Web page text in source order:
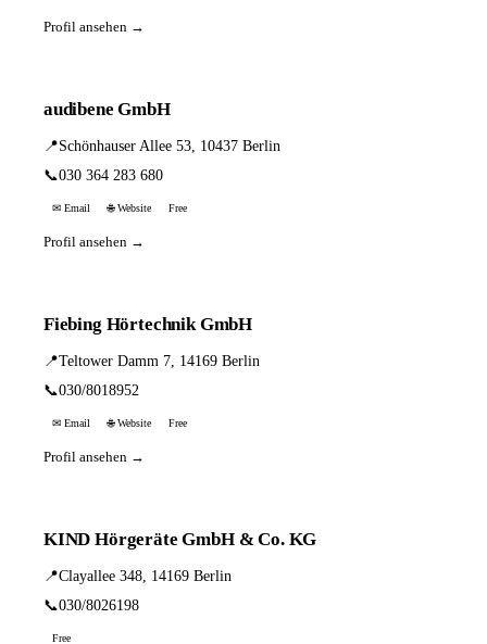
Profil ansehen →
audibene GmbH
📍Schönhauser Allee 53, 10437 Berlin
📞030 364 283 680
✉ Email 🌐 Website Free
Profil ansehen →
Fiebing Hörtechnik GmbH
📍Teltower Damm 7, 14169 Berlin
📞030/8018952
✉ Email 🌐 Website Free
Profil ansehen →
KIND Hörgeräte GmbH & Co. KG
📍Clayallee 348, 14169 Berlin
📞030/8026198
Free